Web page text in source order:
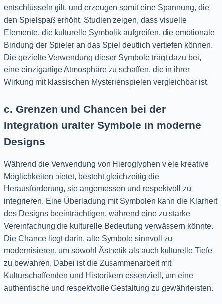
entschlüsseln gilt, und erzeugen somit eine Spannung, die
den Spielspaß erhöht. Studien zeigen, dass visuelle
Elemente, die kulturelle Symbolik aufgreifen, die emotionale
Bindung der Spieler an das Spiel deutlich vertiefen können.
Die gezielte Verwendung dieser Symbole trägt dazu bei,
eine einzigartige Atmosphäre zu schaffen, die in ihrer
Wirkung mit klassischen Mysterienspielen vergleichbar ist.
c. Grenzen und Chancen bei der
Integration uralter Symbole in moderne
Designs
Während die Verwendung von Hieroglyphen viele kreative
Möglichkeiten bietet, besteht gleichzeitig die
Herausforderung, sie angemessen und respektvoll zu
integrieren. Eine Überladung mit Symbolen kann die Klarheit
des Designs beeinträchtigen, während eine zu starke
Vereinfachung die kulturelle Bedeutung verwässern könnte.
Die Chance liegt darin, alte Symbole sinnvoll zu
modernisieren, um sowohl Ästhetik als auch kulturelle Tiefe
zu bewahren. Dabei ist die Zusammenarbeit mit
Kulturschaffenden und Historikern essenziell, um eine
authentische und respektvolle Gestaltung zu gewährleisten.